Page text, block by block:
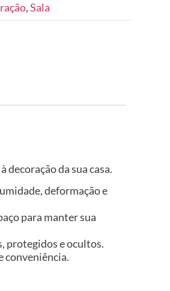
,Sala
decoração da sua casa.
deformação e
para manter sua
protegidos e ocultos.
conveniência.